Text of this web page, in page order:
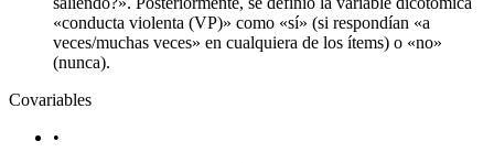
«conducta violenta (VP)» como «sí» (si respondían «a
veces/muchas veces» en cualquiera de los ítems) o «no»
(nunca).
Covariables
•